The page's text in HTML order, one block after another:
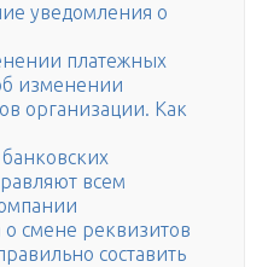
уведомления о
платежных
изменении
организации. Как
всем
смене реквизитов
составить